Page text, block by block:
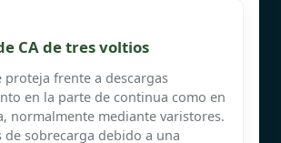
CA de tres voltios
proteja frente a descargas
en la parte de continua como en
normalmente mediante varistores.
de sobrecarga debido a una